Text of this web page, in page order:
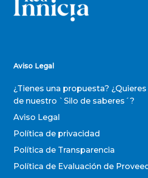
Aviso Legal
¿Tienes una propuesta?
de nuestro `Silo de saberes´?
Aviso Legal
Política de privacidad
Política de Transparencia
Política de Evaluación de